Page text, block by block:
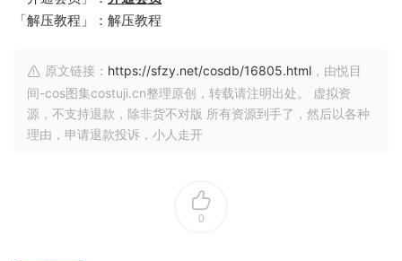
「解压教程」：解压教程
原文链接： https://sfzy.net/cosdb/16805.html ，由悦目
间-cos图集costuji.cn整理原创，转载请注明出处。 虚拟资
源，不支持退款，除非货不对版 所有资源到手了，然后以各种
理由，申请退款投诉，小人走开
0